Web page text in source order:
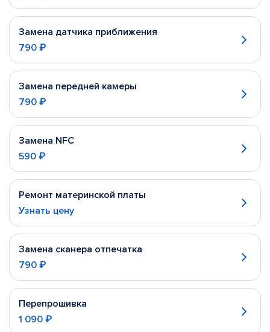
Замена датчика приближения
790 ₽
Замена передней камеры
790 ₽
Замена NFC
590 ₽
Ремонт материнской платы
Узнать цену
Замена сканера отпечатка
790 ₽
Перепрошивка
1 090 ₽